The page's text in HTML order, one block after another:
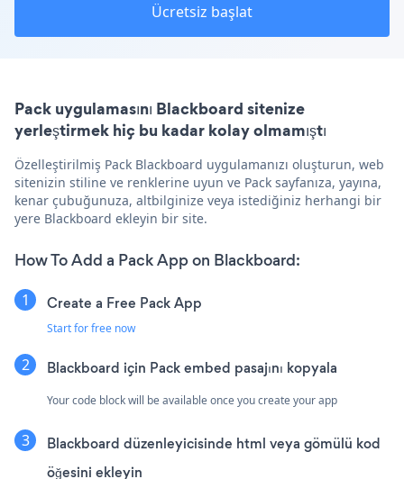
Ücretsiz başlat
Pack uygulamasını Blackboard sitenize
yerleştirmek hiç bu kadar kolay olmamıştı
Özelleştirilmiş Pack Blackboard uygulamanızı oluşturun, web
sitenizin stiline ve renklerine uyun ve Pack sayfanıza, yayına,
kenar çubuğunuza, altbilginize veya istediğiniz herhangi bir
yere Blackboard ekleyin bir site.
How To Add a Pack App on Blackboard:
Create a Free Pack App
Start for free now
Blackboard için Pack embed pasajını kopyala
Your code block will be available once you create your app
Blackboard düzenleyicisinde html veya gömülü kod
öğesini ekleyin